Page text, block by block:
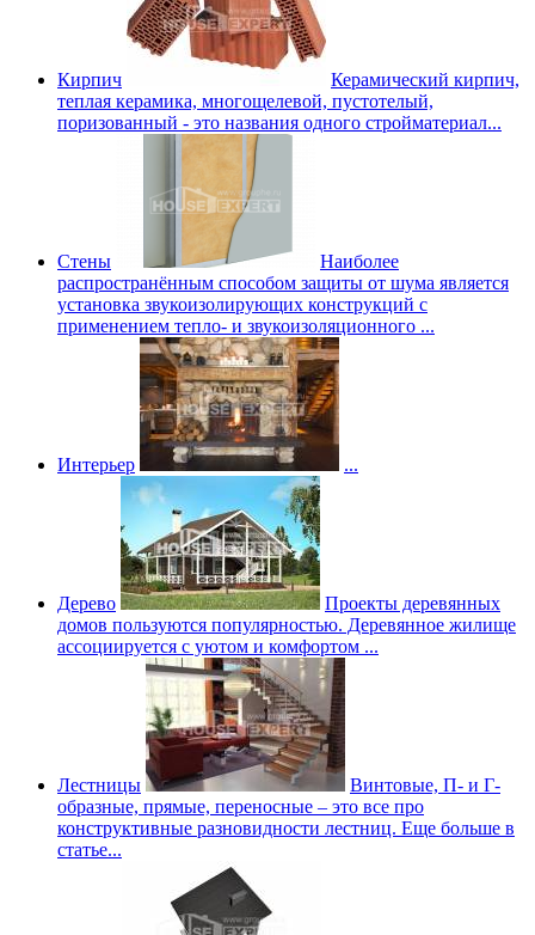
Кирпич
Керамический кирпич,
теплая керамика, многощелевой, пустотелый,
поризованный - это названия одного стройматериал...
Стены
Наиболее
распространённым способом защиты от шума является
установка звукоизолирующих конструкций с
применением тепло- и звукоизоляционного ...
Интерьер ...
Дерево
Проекты деревянных
домов пользуются популярностью. Деревянное жилище
ассоциируется с уютом и комфортом ...
Лестницы
Винтовые, П- и Г-
образные, прямые, переносные – это все про
конструктивные разновидности лестниц. Еще больше в
статье...